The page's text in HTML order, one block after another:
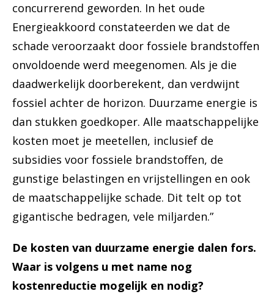
concurrerend geworden. In het oude
Energieakkoord constateerden we dat de
schade veroorzaakt door fossiele brandstoffen
onvoldoende werd meegenomen. Als je die
daadwerkelijk doorberekent, dan verdwijnt
fossiel achter de horizon. Duurzame energie is
dan stukken goedkoper. Alle maatschappelijke
kosten moet je meetellen, inclusief de
subsidies voor fossiele brandstoffen, de
gunstige belastingen en vrijstellingen en ook
de maatschappelijke schade. Dit telt op tot
gigantische bedragen, vele miljarden.”
De kosten van duurzame energie dalen fors.
Waar is volgens u met name nog
kostenreductie mogelijk en nodig?